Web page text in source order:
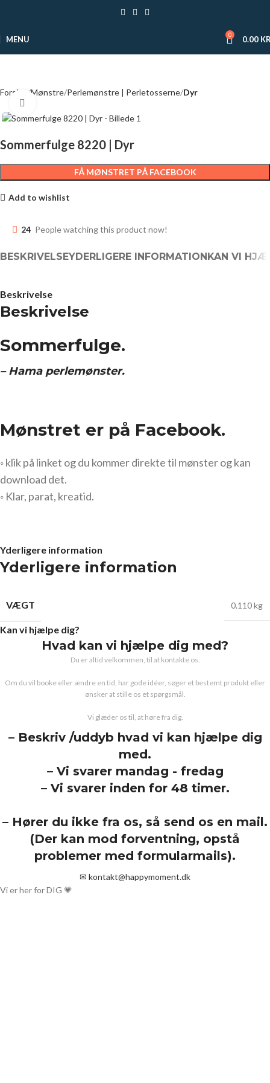
MENU 0 0.00
Forside Mønstre Perlemønstre | Perletosserne Dyr
Sommerfulge 8220 | Dyr
FÅ MØNSTRET PÅ FACEBOOK
Add to wishlist
24 People watching this product now!
BESKRIVELSEYDERLIGERE INFORMATION KAN VI
Beskrivelse
Beskrivelse
Sommerfulge.
– Hama perlemønster.
Mønstret er på Facebook.
◦ klik på linket og du kommer direkte til mønster og kan
download det.
◦ Klar, parat, kreatid.
Yderligere information
Yderligere information
VÆGT 0.110 kg
Kan vi hjælpe dig?
Hvad kan vi hjælpe dig med?
Du er altid velkommen, til at kontakte os.
Om du vil booke eller ændre en tid, har gode idéer, søger et bestemt produkt eller
ønsker at stille os et spørgsmål.
Vi glæder os til, at høre fra dig.
– Beskriv /uddyb hvad vi kan hjælpe dig
med.
– Vi svarer mandag - fredag
– Vi svarer inden for 48 timer.
– Hører du ikke fra os, så send os en mail.
(Der kan mod forventning, opstå
problemer med formularmails).
✉ kontakt@happymoment.dk
Vi er her for DIG 💗